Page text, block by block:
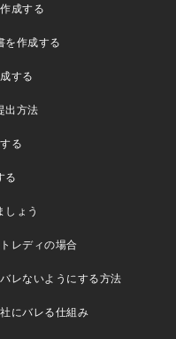
成する
を作成する
する
出方法
る
る
しょう
レディの場合
レないようにする方法
にバレる仕組み